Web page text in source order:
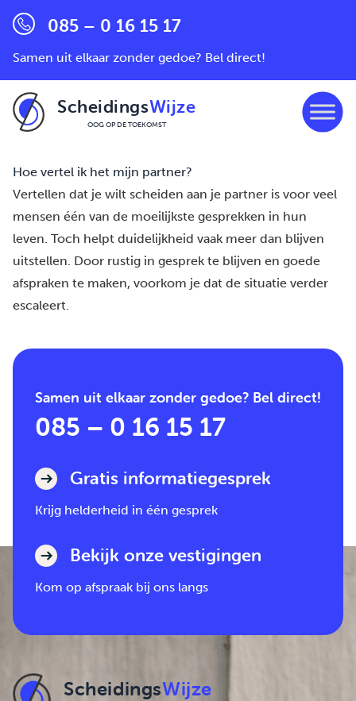
085 – 0 16 15 17
Samen uit elkaar zonder gedoe? Bel direct!
ScheidingsWijze
OOG OP DE TOEKOMST
Hoe vertel ik het mijn partner?
Vertellen dat je wilt scheiden aan je partner is voor veel
mensen één van de moeilijkste gesprekken in hun
leven. Toch helpt duidelijkheid vaak meer dan blijven
uitstellen. Door rustig in gesprek te blijven en goede
afspraken te maken, voorkom je dat de situatie verder
escaleert.
Samen uit elkaar zonder gedoe? Bel direct!
085 – 0 16 15 17
Gratis informatiegesprek
Krijg helderheid in één gesprek
Bekijk onze vestigingen
Kom op afspraak bij ons langs
ScheidingsWijze